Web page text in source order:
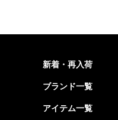
新着・再入荷
ブランド一覧
アイテム一覧